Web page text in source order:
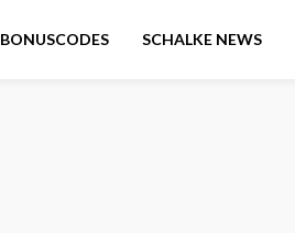
BONUSCODES SCHALKE NEWS